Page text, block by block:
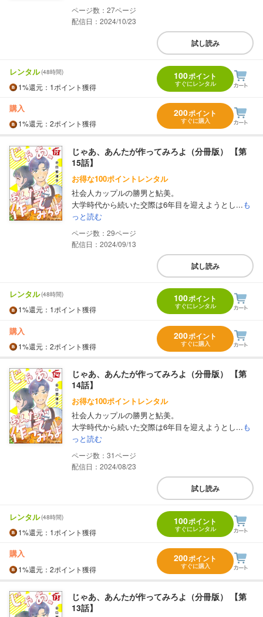
27
配信日：2024/10/23
試し読み
レンタル(48時間)
1%還元 ：1ポイント獲得
100ポイント
すぐにレンタル
購入
1%還元 ：2ポイント獲得
200ポイント
すぐに購入
じゃあ、あんたが作ってみろよ（分冊版） 【第
15話】
お得な100ポイントレンタル
社会人カップルの勝男と鮎美。
大学時代から続いた交際は6年目を迎えようとし...も
っと読む
29
配信日：2024/09/13
試し読み
レンタル(48時間)
1%還元 ：1ポイント獲得
100ポイント
すぐにレンタル
購入
1%還元 ：2ポイント獲得
200ポイント
すぐに購入
じゃあ、あんたが作ってみろよ（分冊版） 【第
14話】
お得な100ポイントレンタル
社会人カップルの勝男と鮎美。
大学時代から続いた交際は6年目を迎えようとし...も
っと読む
31
配信日：2024/08/23
試し読み
レンタル(48時間)
1%還元 ：1ポイント獲得
100ポイント
すぐにレンタル
購入
1%還元 ：2ポイント獲得
200ポイント
すぐに購入
じゃあ、あんたが作ってみろよ（分冊版） 【第
13話】